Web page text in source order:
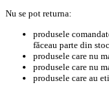
Nu se pot returna:
produsele
făceau parte din
produsele care nu
produsele care nu
produsele care au